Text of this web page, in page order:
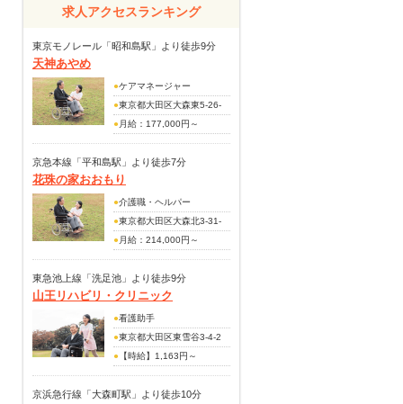
求人アクセスランキング
東京モノレール「昭和島駅」より徒歩9分
天神あやめ
●ケアマネージャー
●東京都大田区大森東5-26-
13101～211
● 月給：177,000円～
202,000円
（手当内訳）
地域加算手当：5,000円
サービス手当：30,000円
交付金調整手当：17,000円
資格手当：5,000円～20,000
（その他手当）
夜勤手当：6,000円/回
賞与年2回（前年度実績 計
2.00カ月分）
※給与目安は月給201,000円
京急本線「平和島駅」より徒歩7分
花珠の家おおもり
●介護職・ヘルパー
●東京都大田区大森北3-31-
17
● 月給：214,000円～
236,000円（契約社員）
（手当内訳）
資格手当：（介護福祉士）
23,400円/回、（初任者研修/
ヘルパー2級）22,050円/
回、（無資格）20,850円/回
（別途手当）
東急池上線「洗足池」より徒歩9分
山王リハビリ・クリニック
●看護助手
●東京都大田区東雪谷3-4-2
● 【時給】1,163円～
【社会保険】完備
京浜急行線「大森町駅」より徒歩10分